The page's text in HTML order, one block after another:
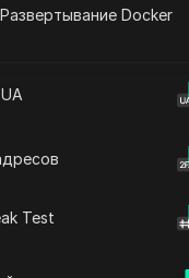
Test
Развертывание Docker
список IP-
диапазон адресов